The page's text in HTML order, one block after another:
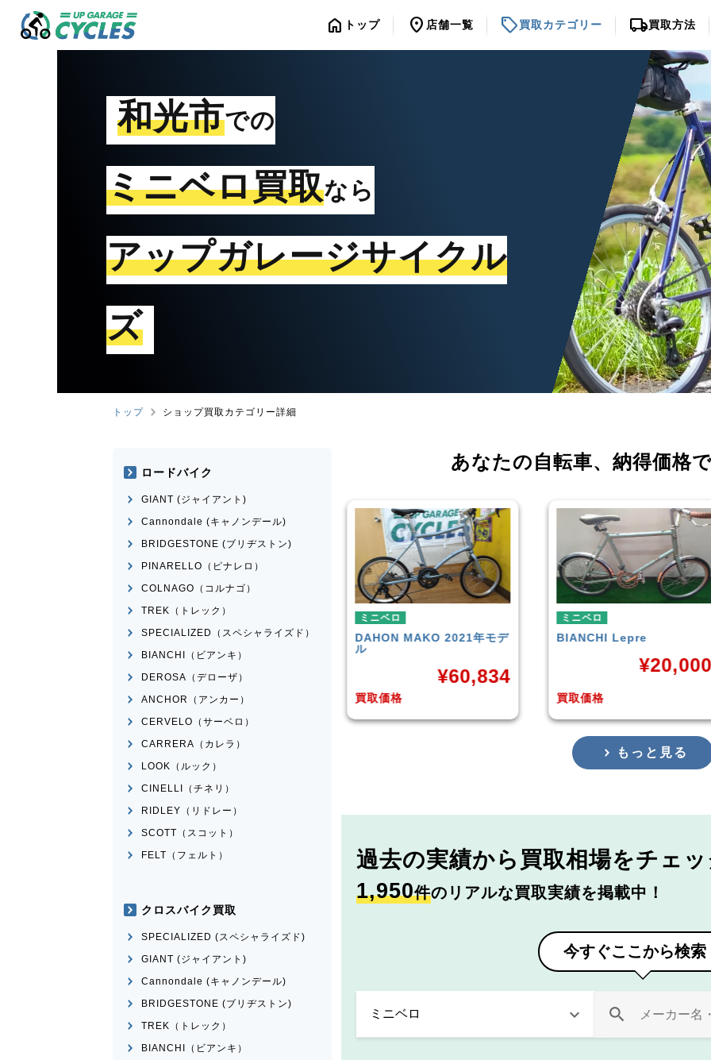
home トップ location_on 店舗一覧 sell買取カテゴリー local_shipping買取方法
和光市での
ミニベロ買取なら
アップガレージサイクル
ズ
トップ ショップ買取カテゴリー詳細
あなたの自転車、 納得価格
ミニベロ
DAHONMAKO 2021年モデ
ル
買取価格
¥
ミニベロ
BIANCHILepre
買取価格
¥20,000
ミニベロ
ternSURGE 2021年モデル
買取価格
¥
もっと見る
過去の実績から 買取相場をチェ
1,950件のリアルな買取実績を掲載中！
今すぐここから検索
ロードバイク
GIANT (ジャイアント)
Cannondale (キャノンデール)
BRIDGESTONE (ブリヂストン)
PINARELLO（ピナレロ）
COLNAGO（コルナゴ）
TREK（トレック）
SPECIALIZED（スペシャライズド）
BIANCHI（ビアンキ）
DEROSA（デローザ）
ANCHOR（アンカー）
CERVELO（サーベロ）
CARRERA（カレラ）
LOOK（ルック）
CINELLI（チネリ）
RIDLEY（リドレー）
SCOTT（スコット）
FELT（フェルト）
クロスバイク買取
SPECIALIZED (スペシャライズド)
GIANT (ジャイアント)
Cannondale (キャノンデール)
BRIDGESTONE (ブリヂストン)
TREK（トレック）
BIANCHI（ビアンキ）